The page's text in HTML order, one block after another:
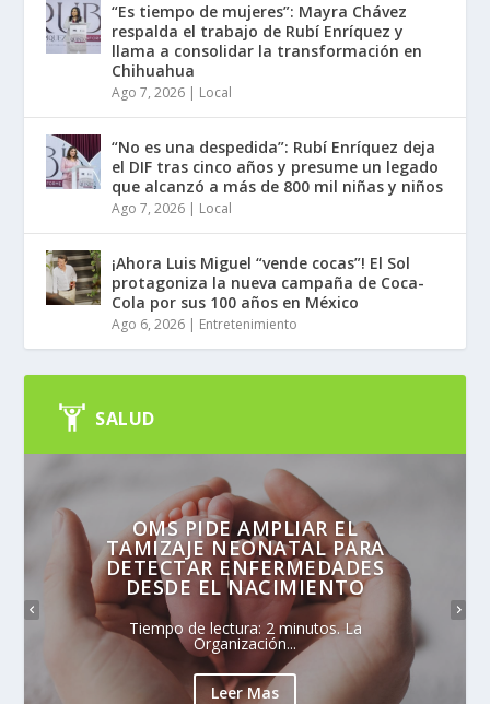
“Es tiempo de mujeres”: Mayra Chávez
respalda el trabajo de Rubí Enríquez y
llama a consolidar la transformación en
Chihuahua
Ago 7, 2026 | Local
“No es una despedida”: Rubí Enríquez deja
el DIF tras cinco años y presume un legado
que alcanzó a más de 800 mil niñas y niños
Ago 7, 2026 | Local
¡Ahora Luis Miguel “vende cocas”! El Sol
protagoniza la nueva campaña de Coca-
Cola por sus 100 años en México
Ago 6, 2026 | Entretenimiento
SALUD
OMS PIDE AMPLIAR EL
TAMIZAJE NEONATAL PARA
DETECTAR ENFERMEDADES
DESDE EL NACIMIENTO
Tiempo de lectura: 2 minutos. La
Organización...
Leer Mas